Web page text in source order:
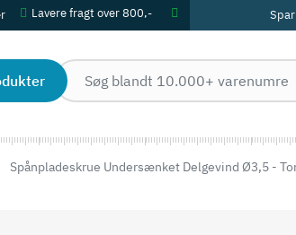
Lavere fragt over 800,- Spar
Spånpladeskrue Undersænket Delgevind Ø3,5 -